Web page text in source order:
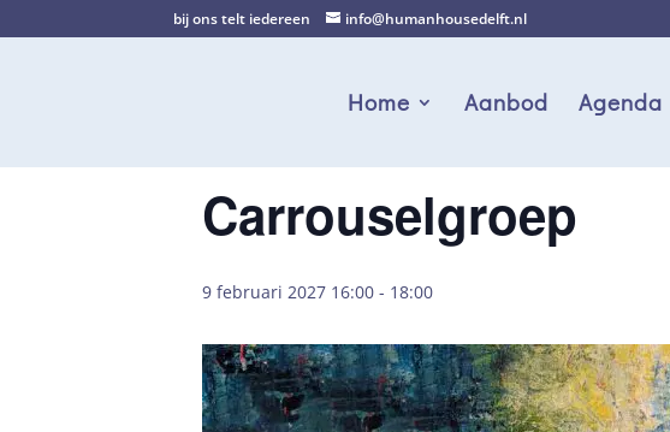
bij ons telt iedereen info@humanhousedelft.nl
Home Aanbod Agenda
Carrouselgroep
9 februari 2027 16:00 - 18:00